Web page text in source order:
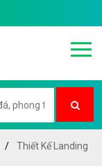
Thiết Kế Landing